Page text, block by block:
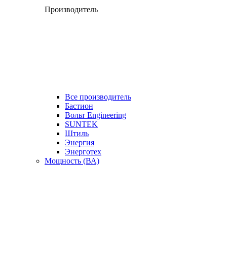
Производитель
Все производитель
Бастион
Вольт Engineering
SUNTEK
Штиль
Энергия
Энерготех
Мощность (ВА)